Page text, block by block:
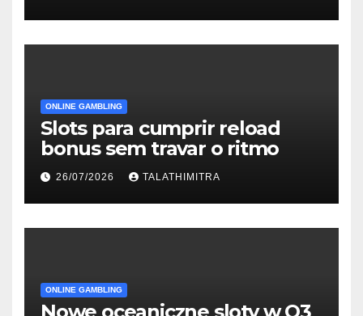
ONLINE GAMBLING
Slots para cumprir reload
bonus sem travar o ritmo
26/07/2026 TALATHIMITRA
ONLINE GAMBLING